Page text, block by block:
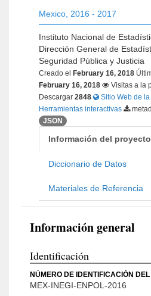
Mexico 2016 - 2017
Instituto Nacional de
Dirección General de
Seguridad Pública y Justicia
Creado el February 16, 2018
February 16, 2018
Visitas a la
Descargar 2848
Sitio Web de
Herramientas interactivas
JSON
Información del
Diccionario de Datos
Materiales de Referencia
Información general
Identificación
NÚMERO DE IDENTIFICACIÓN
MEX-INEGI-ENPOL-2016